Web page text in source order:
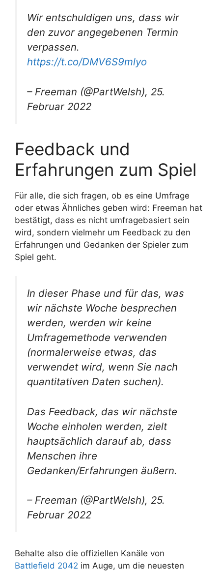
Wir entschuldigen uns, dass wir
den zuvor angegebenen Termin
verpassen.
https://t.co/DMV6S9mlyo
– Freeman (@PartWelsh), 25.
Februar 2022
Feedback und
Erfahrungen zum Spiel
Für alle, die sich fragen, ob es eine Umfrage
oder etwas Ähnliches geben wird: Freeman hat
bestätigt, dass es nicht umfragebasiert sein
wird, sondern vielmehr um Feedback zu den
Erfahrungen und Gedanken der Spieler zum
Spiel geht.
In dieser Phase und für das, was
wir nächste Woche besprechen
werden, werden wir keine
Umfragemethode verwenden
(normalerweise etwas, das
verwendet wird, wenn Sie nach
quantitativen Daten suchen).
Das Feedback, das wir nächste
Woche einholen werden, zielt
hauptsächlich darauf ab, dass
Menschen ihre
Gedanken/Erfahrungen äußern.
– Freeman (@PartWelsh), 25.
Februar 2022
Behalte also die offiziellen Kanäle von
Battlefield 2042 im Auge, um die neuesten